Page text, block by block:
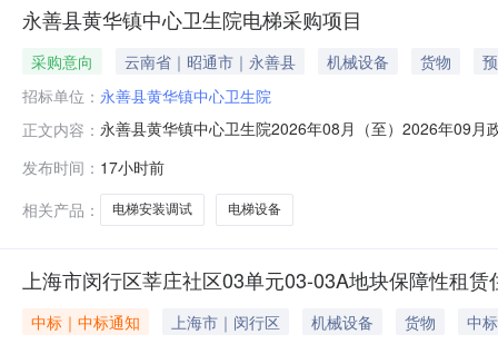
永善县黄华镇中心卫生院电梯采购项目
采购意向 云南省｜昭通市｜永善县 机械设备 货物
招标单位： 永善县黄华镇中心卫生院
正文内容： 永善县黄华镇中心卫生院2026年08月（至）2026年09
31.100000万元(人民币)采购品目：采购需求概况：供应
工及垃圾清运；全权办理
发布时间： 17小时前
相关产品：
电梯安装调试 电梯设备
上海市闵行区莘庄社区03单元03-03A地块保障性租
中标｜中标通知 上海市｜闵行区 机械设备 货物
中